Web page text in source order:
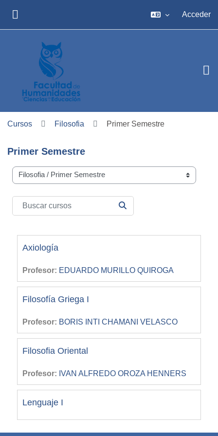
Acceder
Cursos Filosofia Primer Semestre
Primer Semestre
Carreras
Buscar cursos
BUSCAR CURSOS
Axiología
Profesor: EDUARDO MURILLO QUIROGA
Filosofía Griega I
Profesor: BORIS INTI CHAMANI VELASCO
Filosofia Oriental
Profesor: IVAN ALFREDO OROZA HENNERS
Lenguaje I